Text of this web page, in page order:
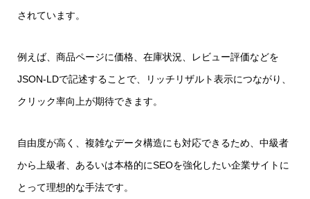
されています。
例えば、商品ページに価格、在庫状況、レビュー評価などを
JSON-LDで記述することで、リッチリザルト表示につながり、
クリック率向上が期待できます。
自由度が高く、複雑なデータ構造にも対応できるため、中級者
から上級者、あるいは本格的にSEOを強化したい企業サイトに
とって理想的な手法です。